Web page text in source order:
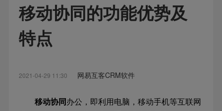
移动协同的功能优势及
特点
2021-04-29 11:30 网易互客CRM软件
移动协同 办公，即利用电脑，移动手机等互联网